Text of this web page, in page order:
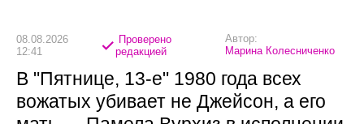
08.08.2026
12:41
Проверено
редакцией
Автор:
Марина Колесниченко
В "Пятнице, 13-е" 1980 года всех
вожатых убивает не Джейсон, а его